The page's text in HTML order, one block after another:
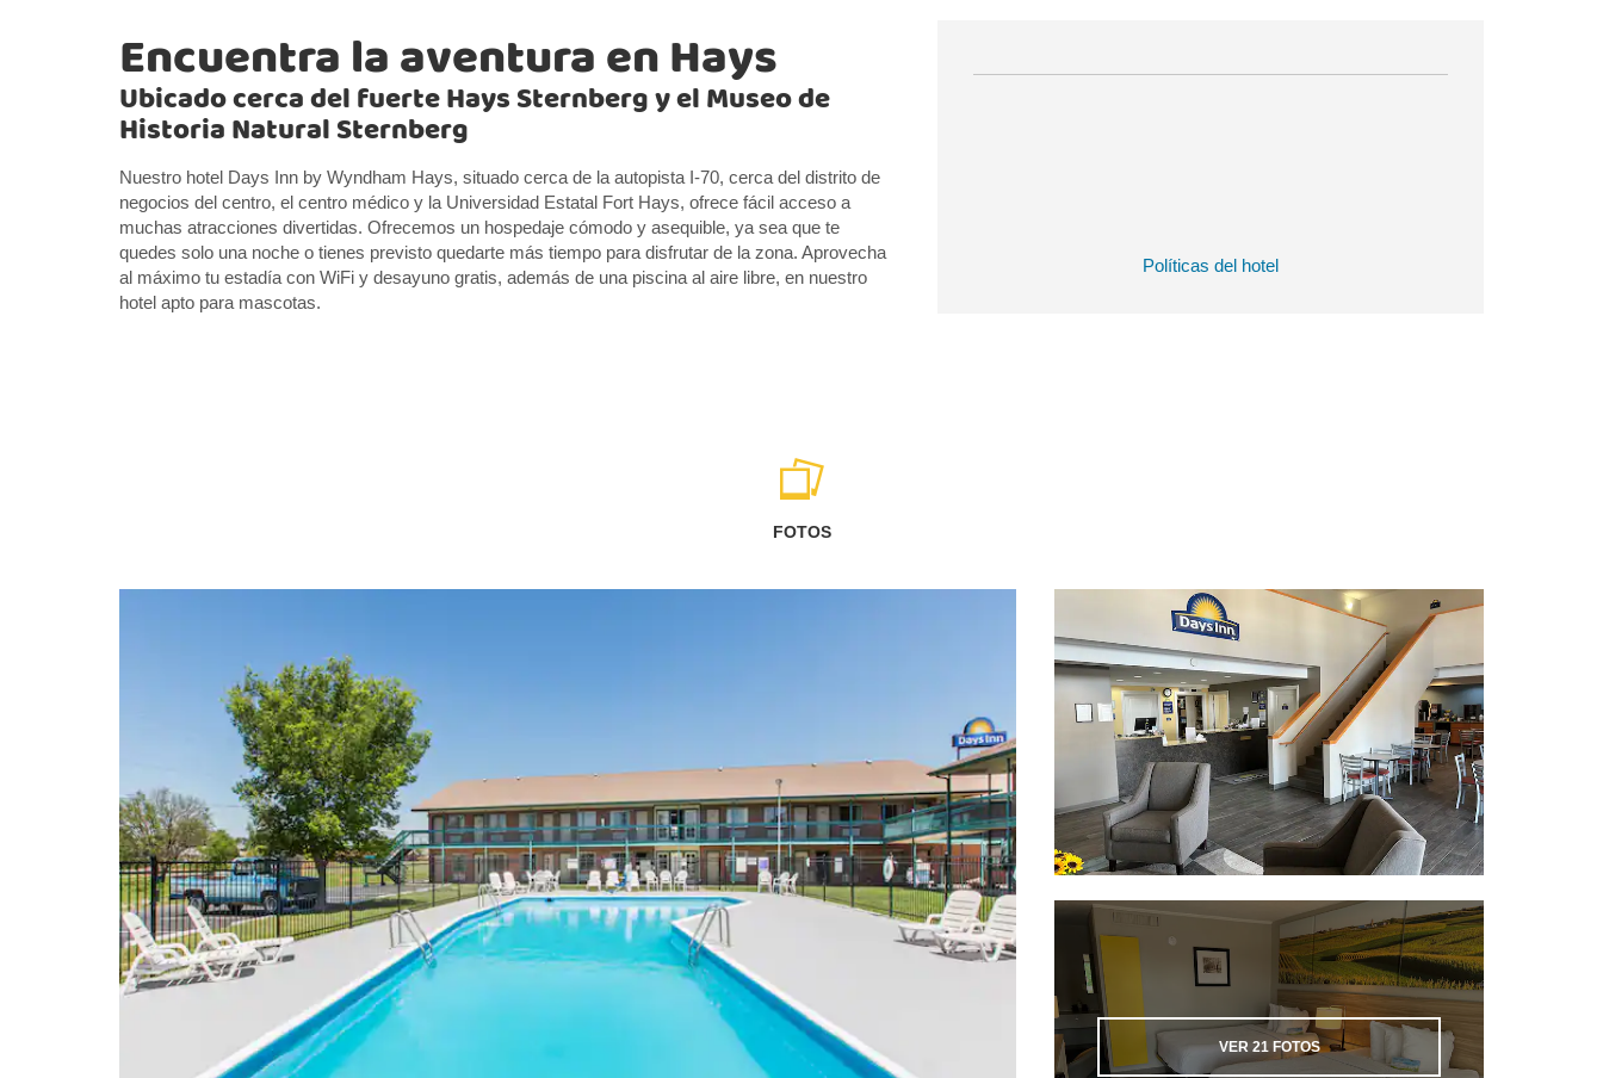
Políticas del hotel
Encuentra la aventura en Hays
Ubicado cerca del fuerte Hays Sternberg y el Museo de
Historia Natural Sternberg
Nuestro hotel Days Inn by Wyndham Hays, situado cerca de la autopista I-70, cerca del distrito de
negocios del centro, el centro médico y la Universidad Estatal Fort Hays, ofrece fácil acceso a
muchas atracciones divertidas. Ofrecemos un hospedaje cómodo y asequible, ya sea que te
quedes solo una noche o tienes previsto quedarte más tiempo para disfrutar de la zona. Aprovecha
al máximo tu estadía con WiFi y desayuno gratis, además de una piscina al aire libre, en nuestro
hotel apto para mascotas.
FOTOS
VER 21 FOTOS